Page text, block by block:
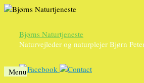
Bjørns Naturtjeneste
Naturvejleder og naturplejer Bjørn
Menu